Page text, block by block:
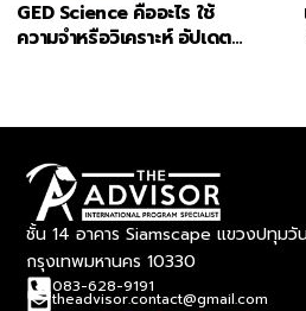
GED Science คืออะไร ใช้
ความจำหรือวิเคราะห์ อัปเดต
ชั้น 14 อาคาร Siamscape แขวงปทุมวั
กรุงเทพมหานคร 10330
083-628-9191
theadvisor.contact@gmail.com